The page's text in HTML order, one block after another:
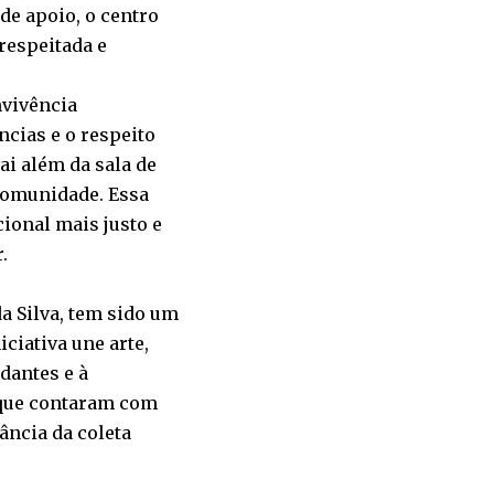
apoio, o centro
e
e o respeito
além da sala de
Essa
mais justo e
Silva, tem sido um
une arte,
e à
contaram com
da coleta